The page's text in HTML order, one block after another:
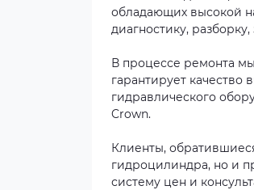
обладающих высокой
диагностику,
В процессе ремонта
гарантирует
гидравлического
Crown.
Клиенты,
гидроцилиндра, но и
систему цен и